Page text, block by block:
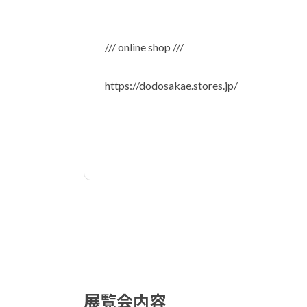
/// online shop ///
https://dodosakae.stores.jp/
展覧会内容